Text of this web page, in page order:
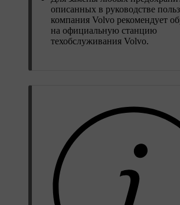
описанных в руководстве
компания Volvo рекомендует
на официальную станцию
техобслуживания Volvo.